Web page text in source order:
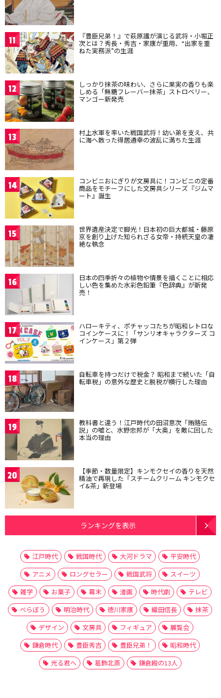
11 『豊臣兄弟！』で萩原護が演じる武将・小堀正
次とは？秀長・秀吉・家康が重用、“出家を重
ねた実務派”の生涯
12 しっかり抹茶の味わい、さらに果実の香りも楽
しめる「無糖フレーバー抹茶」ストロベリー、
マンゴー新発売
13 村上水軍を率いた戦国武将！幼い弟を支え、共
に海へ散った得居通幸の波乱に満ちた生涯
14 コンビニおにぎりが文房具に！コンビニの定番
商品をモチーフにした文房具シリーズ『ジムマ
ート』誕生
15 世界遺産決定で脚光！日本初の巨大都城・藤原
京を創り上げた知られざる女帝・持統天皇の凄
絶な執念
16 日本の四季折々の植物や情景を描くことに相応
しい色を集めた水彩色鉛筆『色辞典』が新発
売！
17 ハローキティ、ポチャッコたちが昭和レトロな
コインケースに！「サンリオキャラクターズ コ
インケース」第２弾
18 自転車を持つだけで税金？ 昭和まで続いた「自
転車税」の意外な歴史と脱税が横行した理由
19 教科書と違う！江戸時代の田沼意次「賄賂伝
説」の嘘と、水野忠邦が「大奥」を敵に回した
本当の理由
20 【季節・数量限定】キンモクセイの香りを天然
精油で再現した「スチームクリーム キンモクセ
イ&茶」新登場
ランキングを表示
江戸時代 戦国時代 大河ドラマ
平安時代
アニメ
ロングセラー 戦国武将
スイーツ
雑学
お菓子 幕末 漫画 時代劇
テレビ
べらぼう
明治時代 徳川家康 織田信長
抹茶
デザイン
文房具 フィギュア
展覧会
鎌倉時代
豊臣秀吉 豊臣兄弟！
昭和時代
光る君へ
葛飾北斎 鎌倉殿の13人